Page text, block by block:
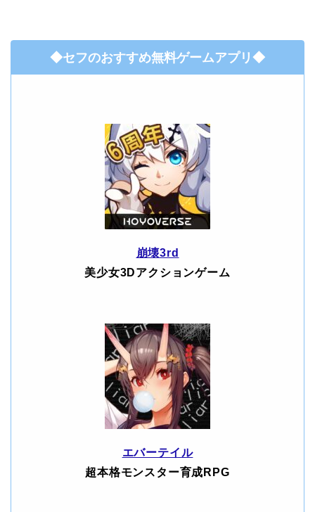
◆セフのおすすめ無料ゲームアプリ◆
崩壊3rd
美少女3Dアクションゲーム
エバーテイル
超本格モンスター育成RPG